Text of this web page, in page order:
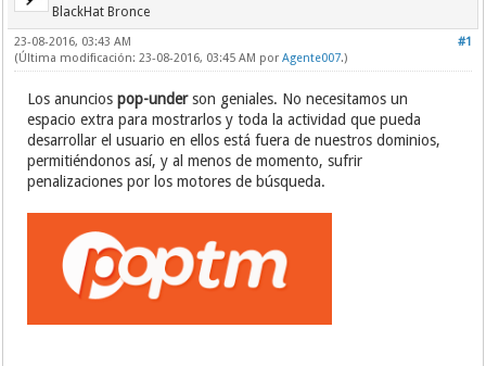
BlackHat Bronce
#1
23-08-2016, 03:43 AM
(Última modificación: 23-08-2016, 03:45 AM porAgente007.)
Los anunciospop-underson geniales. No necesitamos un
espacio extra para mostrarlos y toda la actividad que pueda
desarrollar el usuario en ellos está fuera de nuestros dominios,
permitiéndonos así, y al menos de momento, sufrir
penalizaciones por los motores de búsqueda.